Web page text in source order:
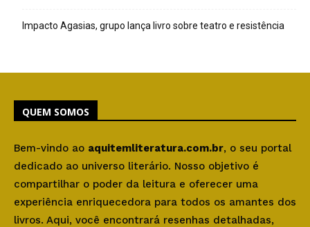
Impacto Agasias, grupo lança livro sobre teatro e resistência
QUEM SOMOS
Bem-vindo ao aquitemliteratura.com.br, o seu portal
dedicado ao universo literário. Nosso objetivo é
compartilhar o poder da leitura e oferecer uma
experiência enriquecedora para todos os amantes dos
livros. Aqui, você encontrará resenhas detalhadas,